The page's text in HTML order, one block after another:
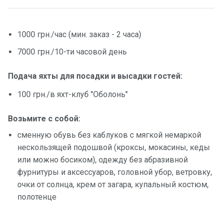
1000 грн./час (мин. заказ - 2 часа)
7000 грн./10-ти часовой день
Подача яхты для посадки и высадки гостей:
100 грн./в яхт-клуб "Оболонь"
Возьмите с собой:
сменную обувь без каблуков с мягкой немаркой
нескользящей подошвой (кроксы, мокасины, кеды
или можно босиком), одежду без абразивной
фурнитуры и аксессуаров, головной убор, ветровку,
очки от солнца, крем от загара, купальный костюм,
полотенце